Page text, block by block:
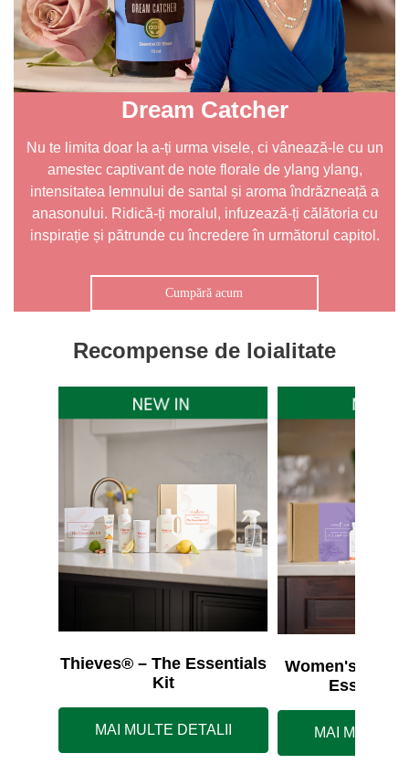
Dream Catcher
Nu te limita doar la a-ți urma visele, ci vânează-le cu un
amestec captivant de note florale de ylang ylang,
intensitatea lemnului de santal și aroma îndrăzneață a
anasonului. Ridică-ți moralul, infuzează-ți călătoria cu
inspirație și pătrunde cu încredere în următorul capitol.
Cumpără acum
Recompense de loialitate
Thieves® – The Essentials
Kit
MAI MULTE DETALII
Women's
MAI MULTE